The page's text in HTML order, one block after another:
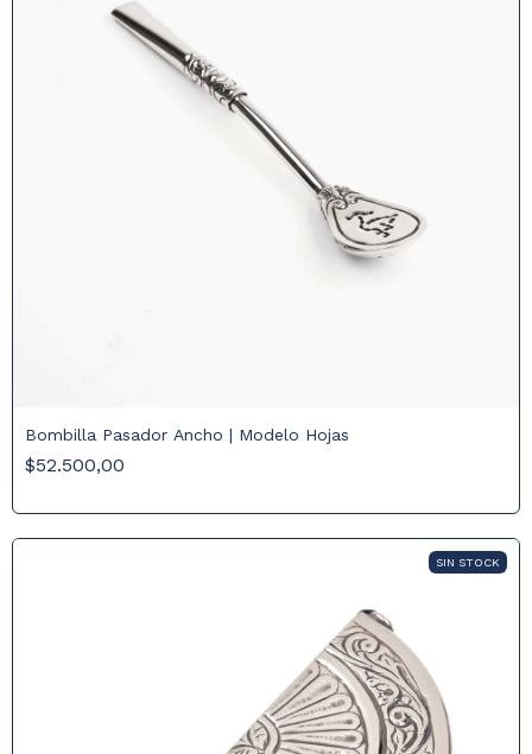
Bombilla Pasador Ancho | Modelo Hojas
$52.500,00
SIN STOCK